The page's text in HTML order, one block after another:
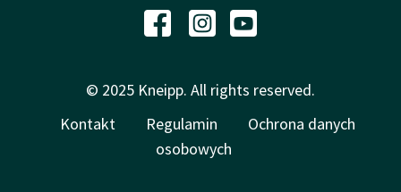
© 2025 Kneipp. All rights reserved.
Kontakt
Regulamin
Ochrona danych
osobowych